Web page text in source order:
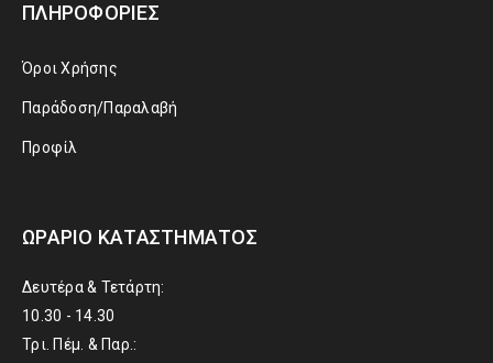
ΠΛΗΡΟΦΟΡΊΕΣ
Όροι Χρήσης
Παράδοση/Παραλαβή
Προφίλ
ΩΡΆΡΙΟ ΚΑΤΑΣΤΉΜΑΤΟΣ
Δευτέρα & Τετάρτη:
10.30 - 14.30
Τρι. Πέμ. & Παρ.: